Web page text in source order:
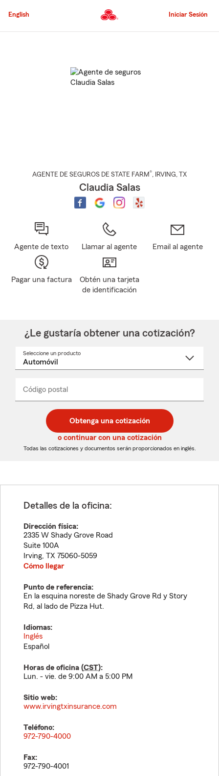
al
principal
English Iniciar Sesión
AGENTE DE SEGUROS DE STATE FARM®, IRVING, TX
Claudia Salas
Agente de texto Llamar al agente Email al agente
Pagar una factura
Obtén una tarjeta
de identificación
¿Le gustaría obtener una cotización?
Seleccione un producto
desplegable
Código postal
de
5
dígitos
de
5
dígitos
_____
Obtenga una cotización
o continuar con una cotización
Todas las cotizaciones y documentos serán proporcionados en inglés.
Detalles de la oficina:
Dirección física:
2335 W Shady Grove Road
Suite 100A
Irving, TX 75060-5059
Cómo llegar
Punto de referencia:
En la esquina noreste de Shady Grove Rd y Story
Rd, al lado de Pizza Hut.
Idiomas:
Inglés
Español
Horas de oficina (CST):
Lun. - vie. de 9:00 AM a 5:00 PM
Sitio web:
www.irvingtxinsurance.com
Teléfono:
972-790-4000
Fax:
972-790-4001